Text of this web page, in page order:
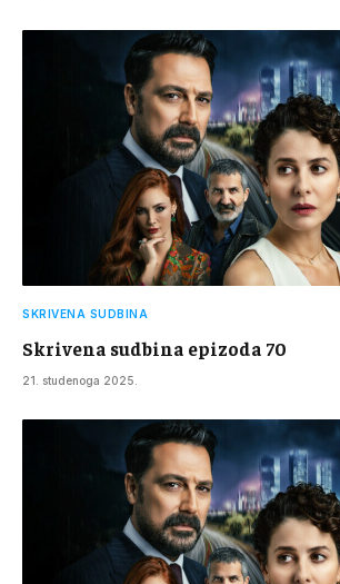
SKRIVENA SUDBINA
Skrivena sudbina epizoda 70
21. studenoga 2025.